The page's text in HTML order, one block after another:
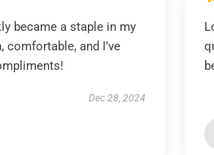
became a staple in my
comfortable, and I’ve
Dec 28, 2024